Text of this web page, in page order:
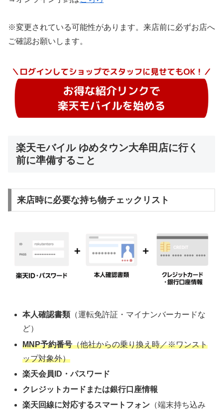
※変更されている可能性があります。来店前に必ずお店へ
ご確認お願いします。
楽天モバイル ゆめタウン大牟田店に行く
前に準備すること
来店時に必要な持ち物チェックリスト
本人確認書類（運転免許証・マイナンバーカードな
ど）
MNP予約番号（他社からの乗り換え時／※ワンスト
ップ対象外）
楽天会員ID・パスワード
クレジットカードまたは銀行口座情報
楽天回線に対応するスマートフォン （端末持ち込み